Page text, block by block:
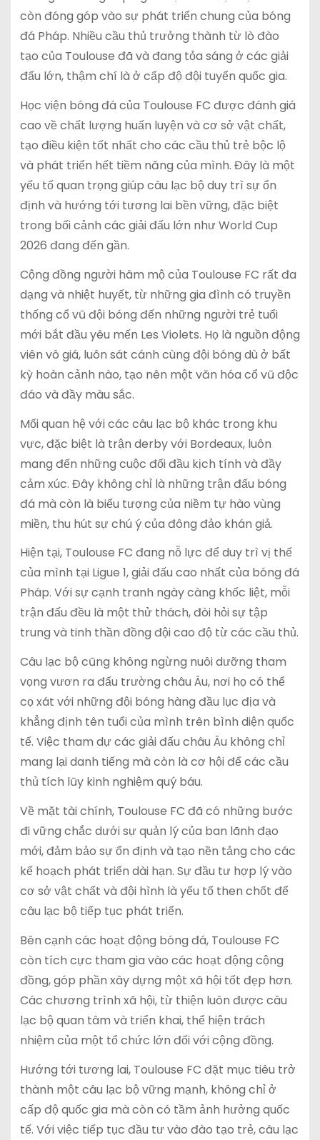
còn đóng góp vào sự phát triển chung của bóng
đá Pháp. Nhiều cầu thủ trưởng thành từ lò đào
tạo của Toulouse đã và đang tỏa sáng ở các giải
đấu lớn, thậm chí là ở cấp độ đội tuyển quốc gia.
Học viện bóng đá của Toulouse FC được đánh giá
cao về chất lượng huấn luyện và cơ sở vật chất,
tạo điều kiện tốt nhất cho các cầu thủ trẻ bộc lộ
và phát triển hết tiềm năng của mình. Đây là một
yếu tố quan trọng giúp câu lạc bộ duy trì sự ổn
định và hướng tới tương lai bền vững, đặc biệt
trong bối cảnh các giải đấu lớn như World Cup
2026 đang đến gần.
Cộng đồng người hâm mộ của Toulouse FC rất đa
dạng và nhiệt huyết, từ những gia đình có truyền
thống cổ vũ đội bóng đến những người trẻ tuổi
mới bắt đầu yêu mến Les Violets. Họ là nguồn động
viên vô giá, luôn sát cánh cùng đội bóng dù ở bất
kỳ hoàn cảnh nào, tạo nên một văn hóa cổ vũ độc
đáo và đầy màu sắc.
Mối quan hệ với các câu lạc bộ khác trong khu
vực, đặc biệt là trận derby với Bordeaux, luôn
mang đến những cuộc đối đầu kịch tính và đầy
cảm xúc. Đây không chỉ là những trận đấu bóng
đá mà còn là biểu tượng của niềm tự hào vùng
miền, thu hút sự chú ý của đông đảo khán giả.
Hiện tại, Toulouse FC đang nỗ lực để duy trì vị thế
của mình tại Ligue 1, giải đấu cao nhất của bóng đá
Pháp. Với sự cạnh tranh ngày càng khốc liệt, mỗi
trận đấu đều là một thử thách, đòi hỏi sự tập
trung và tinh thần đồng đội cao độ từ các cầu thủ.
Câu lạc bộ cũng không ngừng nuôi dưỡng tham
vọng vươn ra đấu trường châu Âu, nơi họ có thể
cọ xát với những đội bóng hàng đầu lục địa và
khẳng định tên tuổi của mình trên bình diện quốc
tế. Việc tham dự các giải đấu châu Âu không chỉ
mang lại danh tiếng mà còn là cơ hội để các cầu
thủ tích lũy kinh nghiệm quý báu.
Về mặt tài chính, Toulouse FC đã có những bước
đi vững chắc dưới sự quản lý của ban lãnh đạo
mới, đảm bảo sự ổn định và tạo nền tảng cho các
kế hoạch phát triển dài hạn. Sự đầu tư hợp lý vào
cơ sở vật chất và đội hình là yếu tố then chốt để
câu lạc bộ tiếp tục phát triển.
Bên cạnh các hoạt động bóng đá, Toulouse FC
còn tích cực tham gia vào các hoạt động cộng
đồng, góp phần xây dựng một xã hội tốt đẹp hơn.
Các chương trình xã hội, từ thiện luôn được câu
lạc bộ quan tâm và triển khai, thể hiện trách
nhiệm của một tổ chức lớn đối với cộng đồng.
Hướng tới tương lai, Toulouse FC đặt mục tiêu trở
thành một câu lạc bộ vững mạnh, không chỉ ở
cấp độ quốc gia mà còn có tầm ảnh hưởng quốc
tế. Với việc tiếp tục đầu tư vào đào tạo trẻ, câu lạc